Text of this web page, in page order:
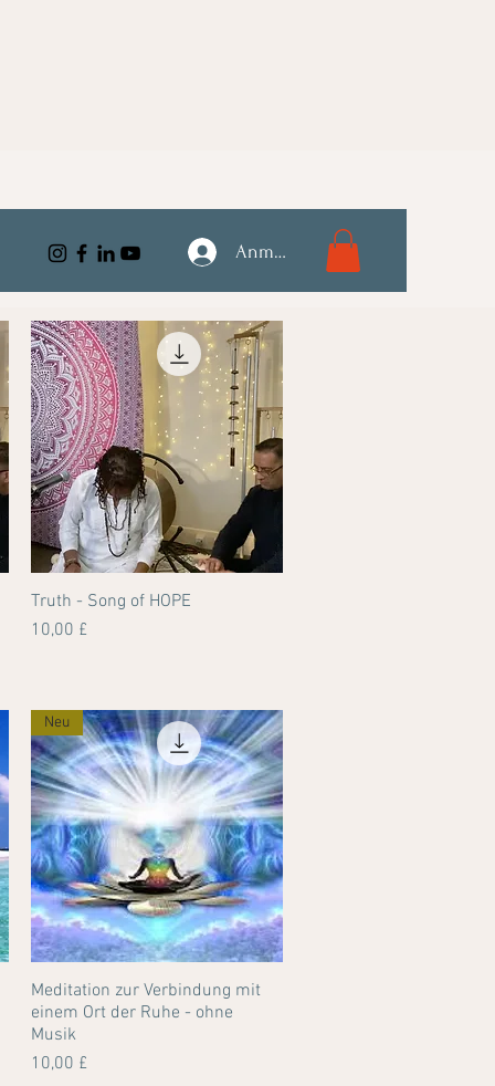
Anmelden
Schnellansicht
Truth - Song of HOPE
Preis
10,00 £
Schnellansicht
Neu
Meditation zur Verbindung mit
einem Ort der Ruhe - ohne
Musik
Preis
10,00 £